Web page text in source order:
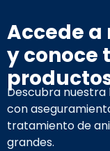
Accede
y conoce
Descubra
con
tratamiento de
grandes.